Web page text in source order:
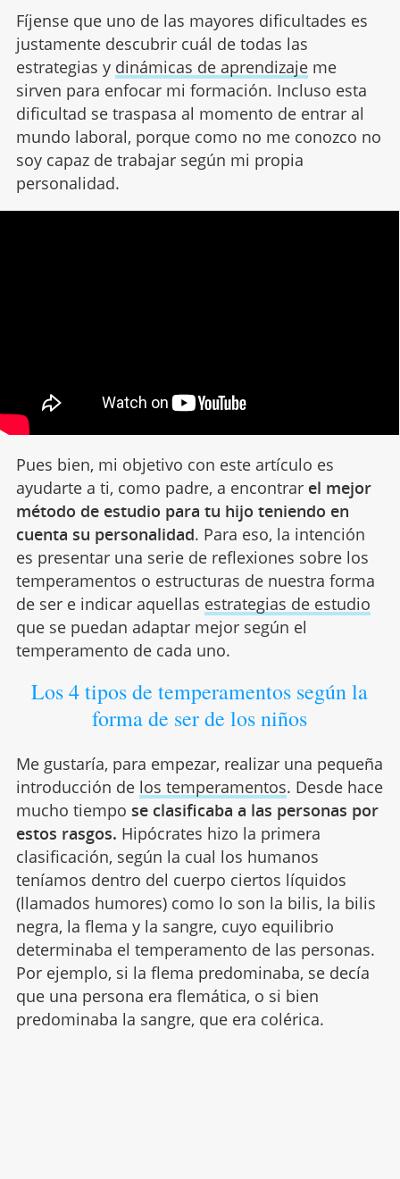
Fíjense que uno de las mayores dificultades es
justamente descubrir cuál de todas las
estrategias y dinámicas de aprendizajeme
sirven para enfocar mi formación. Incluso esta
dificultad se traspasa al momento de entrar al
mundo laboral, porque como no me conozco no
soy capaz de trabajar según mi propia
personalidad.
Pues bien, mi objetivo con este artículo es
ayudarte a ti, como padre, a encontrar el mejor
método de estudio para tu hijo teniendo en
cuenta su personalidad. Para eso, la intención
es presentar una serie de reflexiones sobre los
temperamentos o estructuras de nuestra forma
de ser e indicar aquellas estrategias de estudio
que se puedan adaptar mejor según el
temperamento de cada uno.
Los 4 tipos de temperamentos según la
forma de ser de los niños
Me gustaría, para empezar, realizar una pequeña
introducción de los temperamentos. Desde hace
mucho tiempo se clasificaba a las personas por
estos rasgos. Hipócrates hizo la primera
clasificación, según la cual los humanos
teníamos dentro del cuerpo ciertos líquidos
(llamados humores) como lo son la bilis, la bilis
negra, la flema y la sangre, cuyo equilibrio
determinaba el temperamento de las personas.
Por ejemplo, si la flema predominaba, se decía
que una persona era flemática, o si bien
predominaba la sangre, que era colérica.